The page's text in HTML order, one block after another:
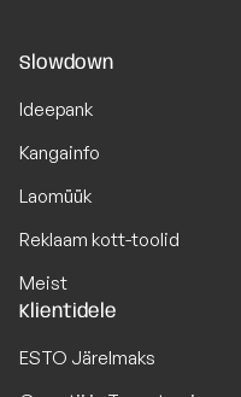
Slowdown
Ideepank
Kangainfo
Laomüük
Reklaam kott-toolid
Meist
Klientidele
ESTO Järelmaks